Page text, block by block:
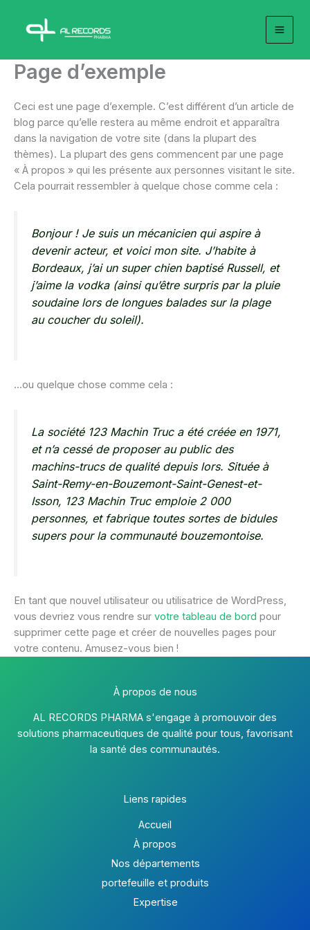
Page d’exemple
Ceci est une page d’exemple. C’est différent d’un article de
blog parce qu’elle restera au même endroit et apparaîtra
dans la navigation de votre site (dans la plupart des
thèmes). La plupart des gens commencent par une page
« À propos » qui les présente aux personnes visitant le site.
Cela pourrait ressembler à quelque chose comme cela :
Bonjour ! Je suis un mécanicien qui aspire à
devenir acteur, et voici mon site. J’habite à
Bordeaux, j’ai un super chien baptisé Russell, et
j’aime la vodka (ainsi qu’être surpris par la pluie
soudaine lors de longues balades sur la plage
au coucher du soleil).
…ou quelque chose comme cela :
La société 123 Machin Truc a été créée en 1971,
et n’a cessé de proposer au public des
machins-trucs de qualité depuis lors. Située à
Saint-Remy-en-Bouzemont-Saint-Genest-et-
Isson, 123 Machin Truc emploie 2 000
personnes, et fabrique toutes sortes de bidules
supers pour la communauté bouzemontoise.
En tant que nouvel utilisateur ou utilisatrice de WordPress,
vous devriez vous rendre sur votre tableau de bord pour
supprimer cette page et créer de nouvelles pages pour
votre contenu. Amusez-vous bien !
À propos de nous
AL RECORDS PHARMA s'engage à promouvoir des
solutions pharmaceutiques de qualité pour tous, favorisant
la santé des communautés.
Liens rapides
Accueil
À propos
Nos départements
portefeuille et produits
Expertise